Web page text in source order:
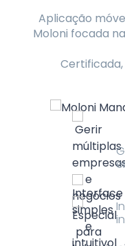
Aplicação
Moloni focada